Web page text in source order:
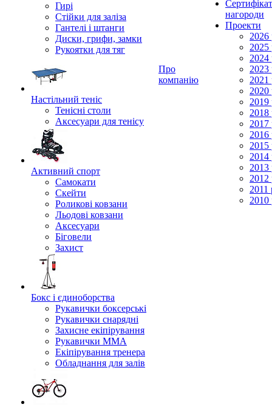
Гирі
Стійки для заліза
Гантелі і штанги
Диски, грифи, замки
Рукоятки для тяг
Настільний теніс
Тенісні столи
Аксесуари для тенісу
Активний спорт
Самокати
Скейти
Роликові ковзани
Льодові ковзани
Аксесуари
Біговели
Захист
Бокс і єдиноборства
Рукавички боксерські
Рукавички снарядні
Захисне екіпірування
Рукавички ММА
Екіпірування тренера
Обладнання для залів
Про
компанію
нагороди
Проекти
2026
2025
2024
2023
2021
2020
2019
2018
2017
2016
2015
2014
2013
2012
2011
2010